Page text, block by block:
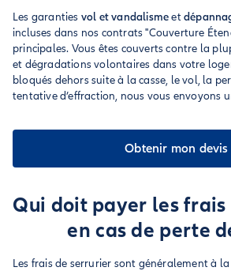
Les garanties vol et vandalismeet
incluses dans nos contrats "Couverture
principales. Vous êtes couverts contre la
et dégradations volontaires dans votre
bloqués dehors suite à la casse, le vol, la
tentative d’effraction, nous vous envoyons
Obtenir mon devis
Qui doit payer les
en cas de perte
Les frais de serrurier sont généralement à